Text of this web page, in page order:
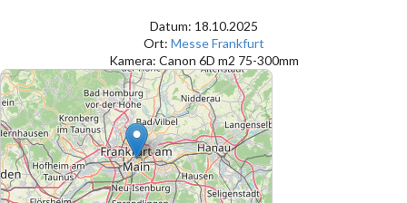
Datum: 18.10.2025
Ort: Messe Frankfurt
Kamera: Canon 6D m2 75-300mm